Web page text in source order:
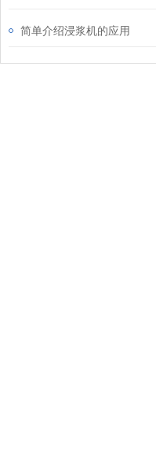
简单介绍浸浆机的应用